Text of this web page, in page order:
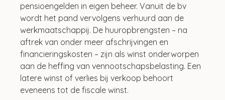
pensioengelden in eigen beheer. Vanuit de bv
wordt het pand vervolgens verhuurd aan de
werkmaatschappij. De huuropbrengsten – na
aftrek van onder meer afschrijvingen en
financieringskosten – zijn als winst onderworpen
aan de heffing van vennootschapsbelasting. Een
latere winst of verlies bij verkoop behoort
eveneens tot de fiscale winst.